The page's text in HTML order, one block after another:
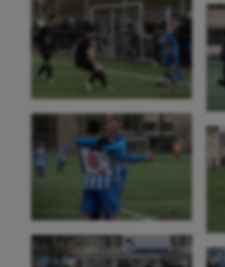
Hippisme
Jeux Olympiques et
Kayak-polo
Korfbal
Longue paume
Moto
Natation